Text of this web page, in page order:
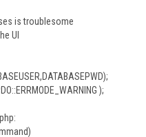
is troublesome
UI
);